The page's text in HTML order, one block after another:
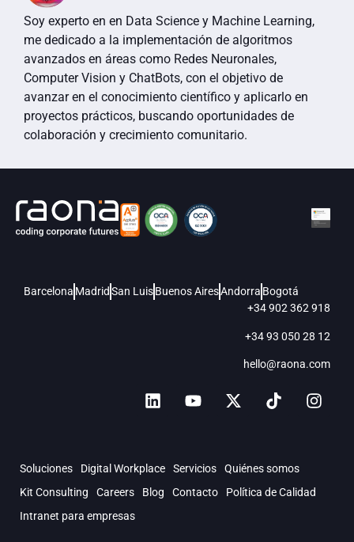
Soy experto en en Data Science y Machine Learning,
me dedicado a la implementación de algoritmos
avanzados en áreas como Redes Neuronales,
Computer Vision y ChatBots, con el objetivo de
avanzar en el conocimiento científico y aplicarlo en
proyectos prácticos, buscando oportunidades de
colaboración y crecimiento comunitario.
Barcelona MadridSan LuisBuenos AiresAndorra Bogotá
+34 902 362 918
+34 93 050 28 12
hello@raona.com
Soluciones Digital Workplace Servicios
Quiénes somos
Kit Consulting
Careers Blog Contacto
Política de Calidad
Intranet para empresas